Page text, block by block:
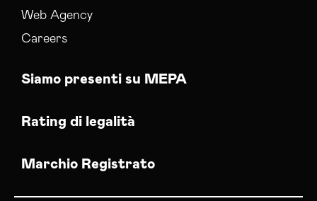
Web Agency
Careers
Siamo presenti su MEPA
Rating di legalità
Marchio Registrato